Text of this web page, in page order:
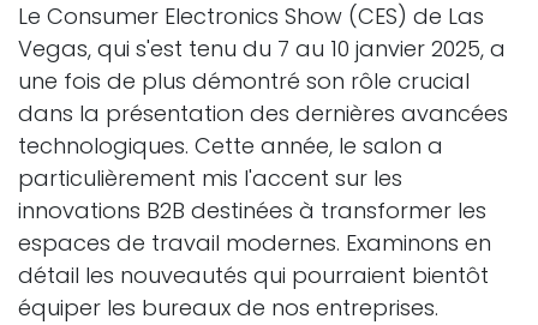
Le Consumer Electronics Show (CES) de Las
Vegas, qui s'est tenu du 7 au 10 janvier 2025, a
une fois de plus démontré son rôle crucial
dans la présentation des dernières avancées
technologiques. Cette année, le salon a
particulièrement mis l'accent sur les
innovations B2B destinées à transformer les
espaces de travail modernes. Examinons en
détail les nouveautés qui pourraient bientôt
équiper les bureaux de nos entreprises.